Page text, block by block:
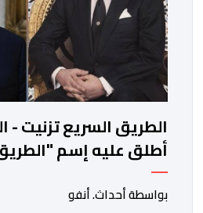
الطريق السريع تزنيت -
أطلق عليه إسم
ج. ترامب"، تجسيد جلي
المتبادل بين جلالة
بواسطة أحداث. أنفو